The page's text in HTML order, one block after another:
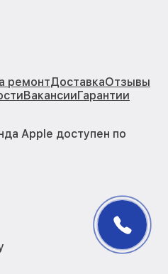
ремонтДоставкаОтзывы
ВакансииГарантии
Apple доступен по